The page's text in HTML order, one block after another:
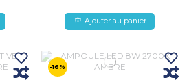
Ajouter au panier
-16%